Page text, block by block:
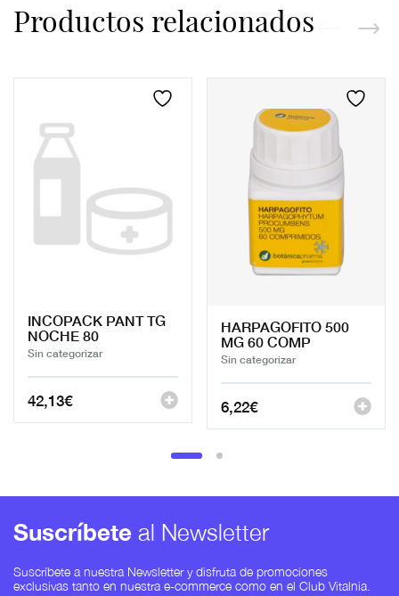
Productos relacionados
INCOPACK PANT TG
NOCHE 80
Sin categorizar
42,13€
HARPAGOFITO 500
MG 60 COMP
Sin categorizar
6,22€
Suscríbete al Newsletter
Suscríbete a nuestra Newsletter y disfruta de promociones
exclusivas tanto en nuestra e-commerce como en el Club Vitalnia.